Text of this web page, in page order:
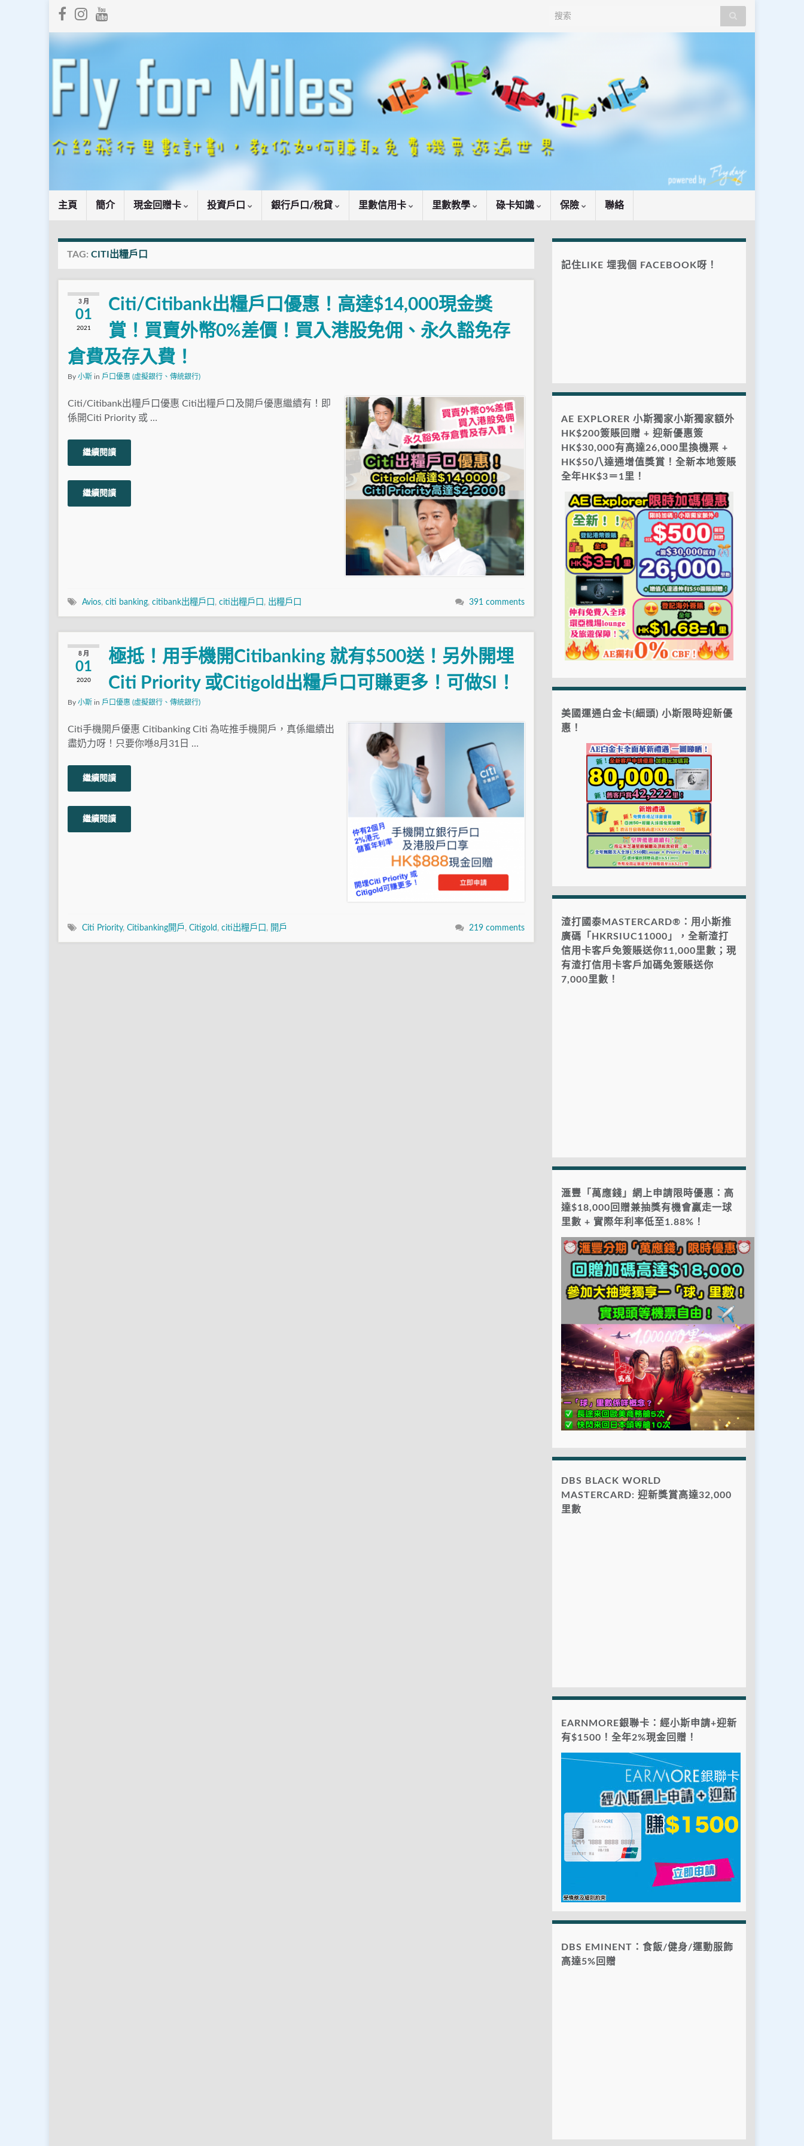
Search for:
主頁 簡介 現金回贈卡 投資戶口 銀行戶口/稅貸 里數信用卡 里數教學 碌卡知識 保險 聯絡
TAG: CITI出糧戶口
3 月
01
2021
Citi/Citibank出糧戶口優惠！高達$14,000現金獎
賞！買賣外幣0%差價！買入港股免佣、永久豁免存
倉費及存入費！
By 小斯 in 戶口優惠 (虛擬銀行、傳統銀行)
Citi/Citibank出糧戶口優惠 Citi出糧戶口及開戶優惠繼續有！即
係開Citi Priority 或 …
繼續閱讀
繼續閱讀
Avios, citi banking, citibank出糧戶口 , citi出糧戶口 , 出糧戶口 391 comments
8 月
01
2020
極抵！用手機開Citibanking 就有$500送！另外開埋
Citi Priority 或Citigold出糧戶口可賺更多！可做SI！
By 小斯 in 戶口優惠 (虛擬銀行、傳統銀行)
Citi手機開戶優惠 Citibanking Citi 為咗推手機開戶，真係繼續出
盡奶力呀！只要你喺8月31日 …
繼續閱讀
繼續閱讀
Citi Priority, Citibanking開戶 , Citigold , citi出糧戶口 , 開戶 219 comments
記住LIKE 埋我個 FACEBOOK呀！
AE EXPLORER 小斯獨家小斯獨家額外
HK$200簽賬回贈 + 迎新優惠簽
HK$30,000有高達26,000里換機票 +
HK$50八達通增值獎賞！全新本地簽賬
全年HK$3＝1里！
美國運通白金卡(細頭) 小斯限時迎新優
惠！
渣打國泰MASTERCARD®：用小斯推
廣碼「HKRSIUC11000」，全新渣打
信用卡客戶免簽賬送你11,000里數；現
有渣打信用卡客戶加碼免簽賬送你
7,000里數！
滙豐「萬應錢」網上申請限時優惠：高
達$18,000回贈兼抽獎有機會贏走一球
里數 + 實際年利率低至1.88%！
DBS BLACK WORLD
MASTERCARD: 迎新獎賞高達32,000
里數
EARNMORE銀聯卡：經小斯申請+迎新
有$1500！全年2%現金回贈！
DBS EMINENT：食飯/健身/運動服飾
高達5%回贈